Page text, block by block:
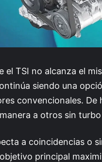
el TSI no alcanza el
siendo una
convencionales. De
a otros sin
a coincidencias o
principal